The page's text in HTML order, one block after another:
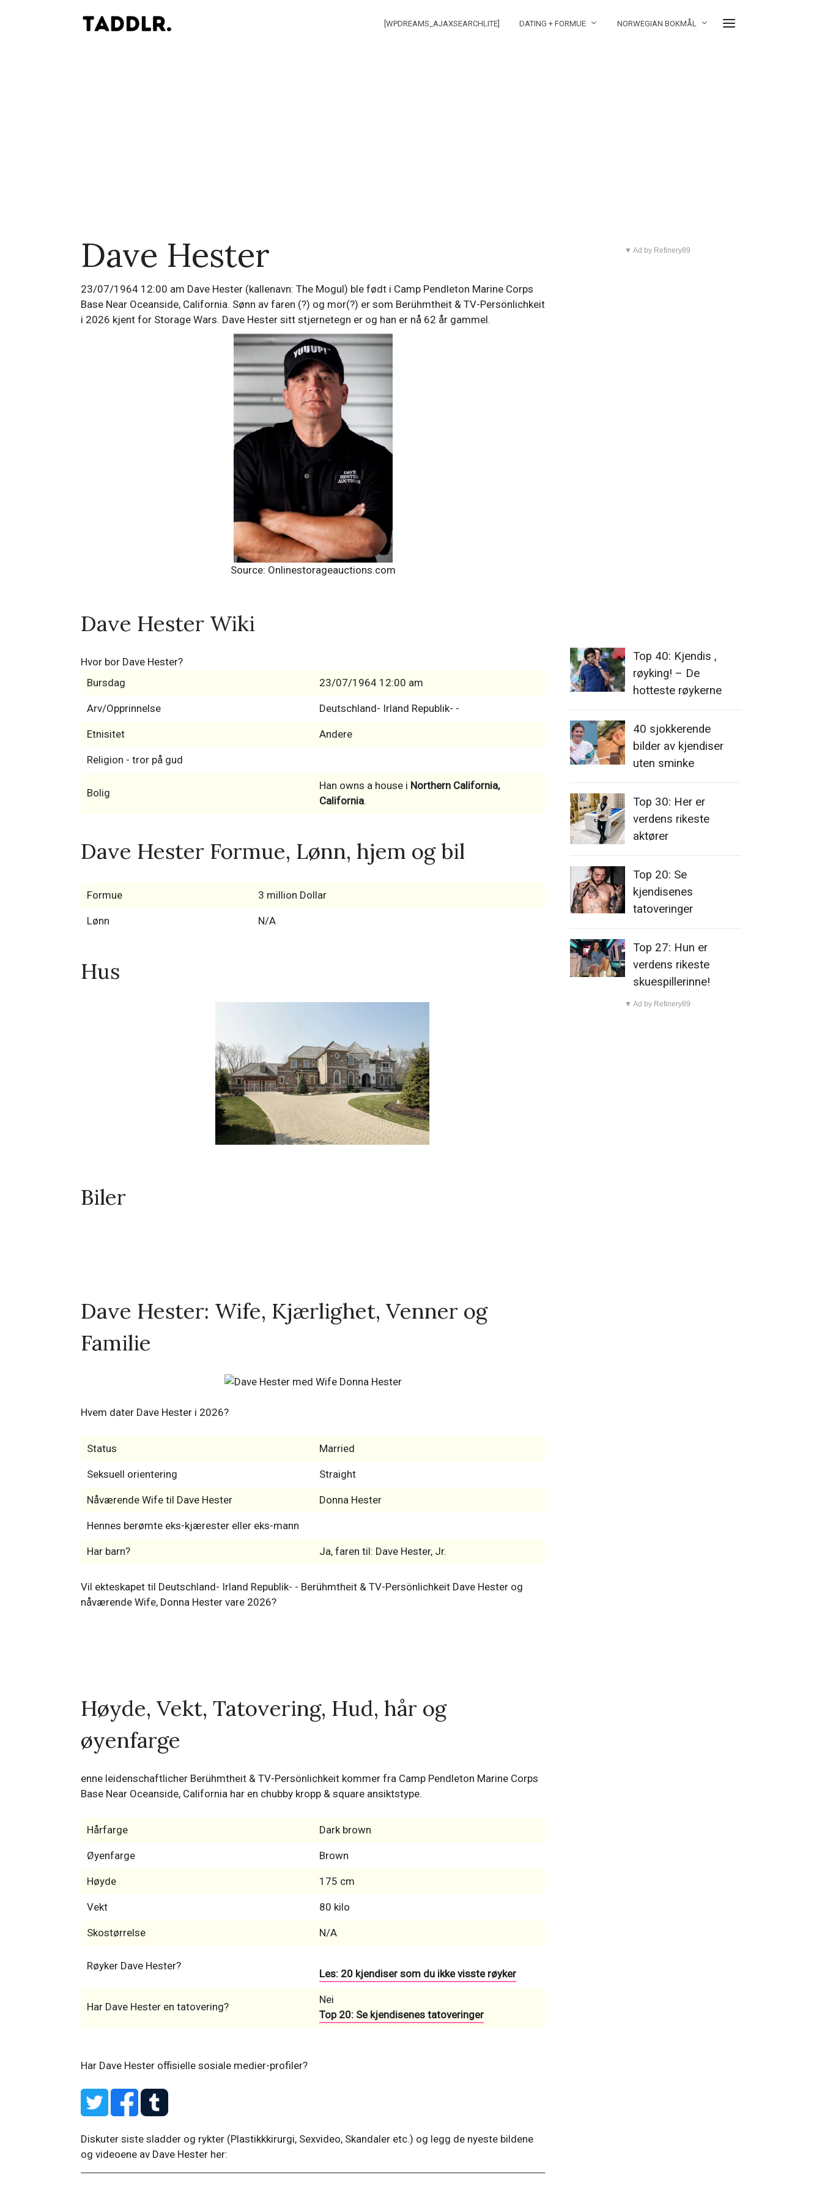
[WPDREAMS_AJAXSEARCHLITE] DATING + FORMUE NORWEGIAN BOKMÅL
Dave Hester
23/07/1964 12:00 am Dave Hester (kallenavn: The Mogul) ble født i Camp Pendleton Marine Corps
Base Near Oceanside, California. Sønn av faren (?) og mor(?) er som Berühmtheit & TV-Persönlichkeit
i 2026 kjent for Storage Wars. Dave Hester sitt stjernetegn er og han er nå 62 år gammel.
Source: Onlinestorageauctions.com
Dave Hester Wiki
Hvor bor Dave Hester?
Bursdag
23/07/1964 12:00 am
Arv/Opprinnelse Deutschland- Irland Republik- -
Etnisitet Andere
Religion - tror på gud
Bolig
Han owns a house i Northern California,
California.
Dave Hester Formue, Lønn, hjem og bil
Formue 3 million Dollar
Lønn N/A
Hus
Biler
Dave Hester: Wife, Kjærlighet, Venner og
Familie
Hvem dater Dave Hester i 2026?
Status Married
Seksuell orientering Straight
Nåværende Wife til Dave Hester Donna Hester
Hennes berømte eks-kjærester eller eks-mann
Har barn? Ja, faren til: Dave Hester, Jr.
Vil ekteskapet til Deutschland- Irland Republik- - Berühmtheit & TV-Persönlichkeit Dave Hester og
nåværende Wife, Donna Hester vare 2026?
Høyde, Vekt, Tatovering, Hud, hår og
øyenfarge
enne leidenschaftlicher Berühmtheit & TV-Persönlichkeit kommer fra Camp Pendleton Marine Corps
Base Near Oceanside, California har en chubby kropp & square ansiktstype.
Hårfarge Dark brown
Øyenfarge Brown
Høyde 175 cm
Vekt 80 kilo
Skostørrelse N/A
Røyker Dave Hester?
Les: 20 kjendiser som du ikke visste røyker
Har Dave Hester en tatovering?
Nei
Top 20: Se kjendisenes tatoveringer
Har Dave Hester offisielle sosiale medier-profiler?
Diskuter siste sladder og rykter (Plastikkkirurgi, Sexvideo, Skandaler etc.) og legg de nyeste bildene
og videoene av Dave Hester her:
▼ Ad by Refinery89
Top 40: Kjendis ,
røyking! – De
hotteste røykerne
40 sjokkerende
bilder av kjendiser
uten sminke
Top 30: Her er
verdens rikeste
aktører
Top 20: Se
kjendisenes
tatoveringer
Top 27: Hun er
verdens rikeste
skuespillerinne!
▼ Ad by Refinery89